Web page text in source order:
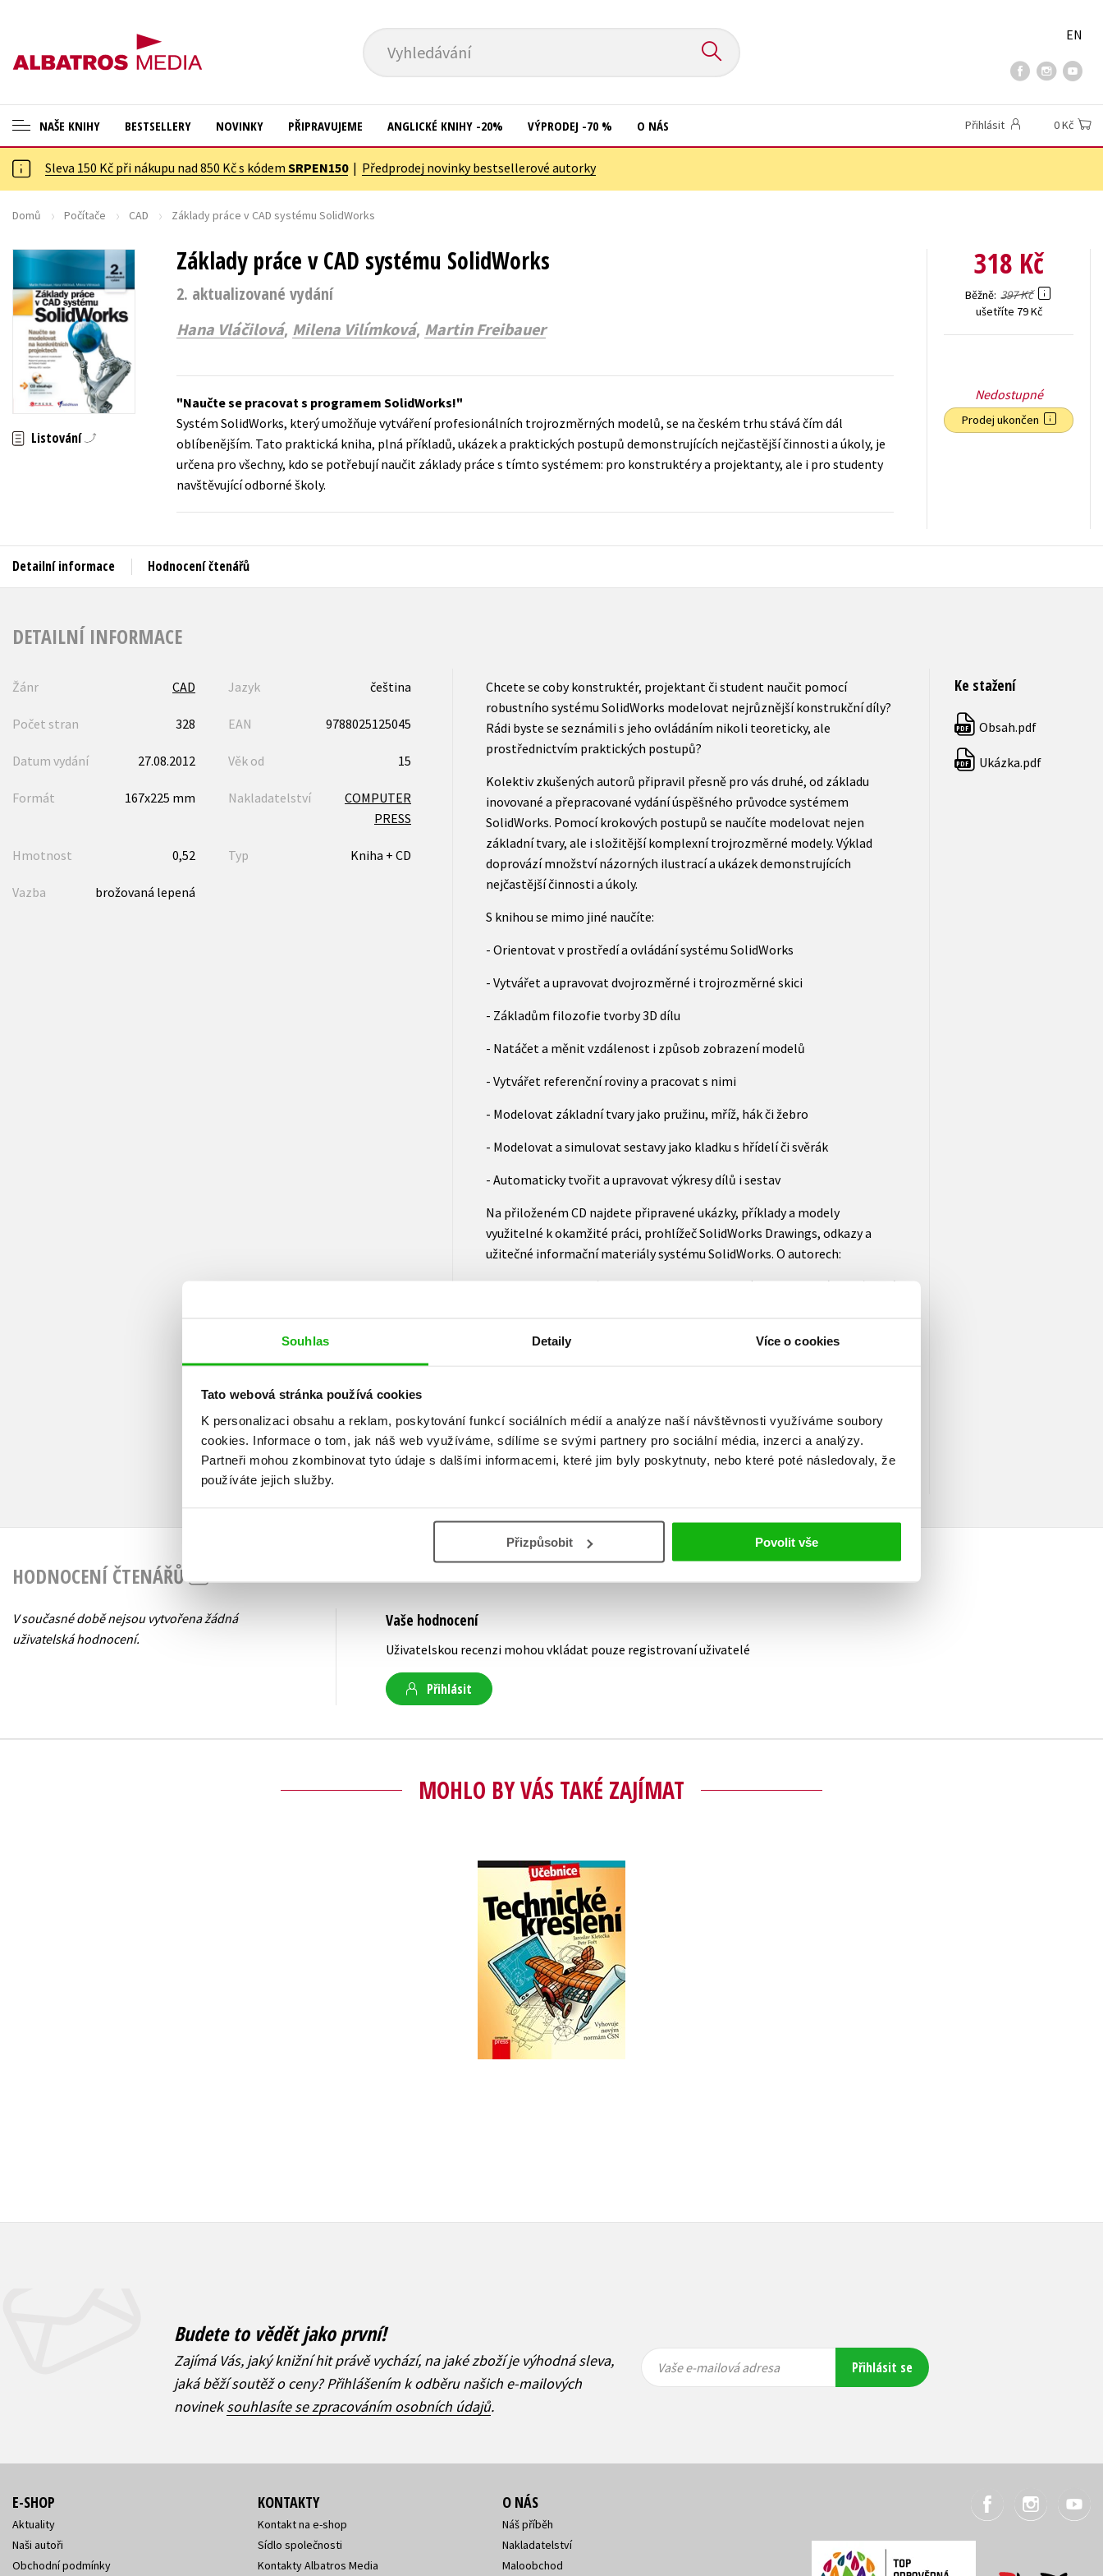
Souhlas Detaily Více o cookies
Tato webová stránka používá cookies
K personalizaci obsahu a reklam, poskytování funkcí sociálních médií a analýze naší návštěvnosti využíváme soubory
cookies. Informace o tom, jak náš web využíváme, sdílíme se svými partnery pro sociální média, inzerci a analýzy.
Partneři mohou zkombinovat tyto údaje s dalšími informacemi, které jim byly poskytnuty, nebo které poté následovaly, že
používáte jejich služby.
Přizpůsobit Povolit vše
Vyhledávání
EN
NAŠE KNIHY
ANGLICKÉ KNIHY -20 %
VÝPRODEJ -70 %
ASTERIX S DÁRKEM
🎁DÁRKOVÉ PUBLIKACE
✉️ DÁRKOVÉ POUKAZY
Auto - moto
Beletrie pro děti
Beletrie pro dospělé
Cestování
Dárkové publikace
Digitální fotografie
Esoterika a duchovní svět
Historie a military
Kalendáře
Kariéra a osobní rozvoj
Komiks
New Adult
Poezie
Populárně - naučná pro dospělé
Populárně - naučné pro děti
Předškoláci
Příroda a zahrada
Zahraniční literatura
Zdraví a životní styl
Všechny tituly
BESTSELLERY NOVINKY PŘIPRAVUJEME ANGLICKÉ KNIHY -20% VÝPRODEJ -70 % O NÁS Přihlásit 0 Kč
Sleva 150 Kč při nákupu nad 850 Kč s kódem SRPEN150| Předprodej novinky bestsellerové autorky
Domů Počítače CAD Základy práce v CAD systému SolidWorks
Základy práce v CAD systému SolidWorks
2. aktualizované vydání
Hana Vláčilová, Milena Vilímková, Martin Freibauer
Listování
Naučte se pracovat s programem SolidWorks!
Systém SolidWorks, který umožňuje vytváření profesionálních trojrozměrných modelů, se na českém trhu stává čím dál
oblíbenějším. Tato praktická kniha, plná příkladů, ukázek a praktických postupů demonstrujících nejčastější činnosti a úkoly, je
určena pro všechny, kdo se potřebují naučit základy práce s tímto systémem: pro konstruktéry a projektanty, ale i pro studenty
navštěvující odborné školy.
318 Kč
Běžně 397 Kč
ušetříte 79 Kč
Nedostupné
Prodej ukončen
Detailní informace Hodnocení čtenářů
DETAILNÍ INFORMACE
Žánr CAD Jazyk čeština
Počet stran 328 EAN 9788025125045
Datum vydání 27.08.2012 Věk od 15
Formát 167x225 mm Nakladatelství
COMPUTER
PRESS
Hmotnost 0,52 Typ Kniha + CD
Vazba brožovaná lepená
Chcete se coby konstruktér, projektant či student naučit pomocí
robustního systému SolidWorks modelovat nejrůznější konstrukční díly?
Rádi byste se seznámili s jeho ovládáním nikoli teoreticky, ale
prostřednictvím praktických postupů?
Kolektiv zkušených autorů připravil přesně pro vás druhé, od základu
inovované a přepracované vydání úspěšného průvodce systémem
SolidWorks. Pomocí krokových postupů se naučíte modelovat nejen
základní tvary, ale i složitější komplexní trojrozměrné modely. Výklad
doprovází množství názorných ilustrací a ukázek demonstrujících
nejčastější činnosti a úkoly.
S knihou se mimo jiné naučíte:
- Orientovat v prostředí a ovládání systému SolidWorks
- Vytvářet a upravovat dvojrozměrné i trojrozměrné skici
- Základům filozofie tvorby 3D dílu
- Natáčet a měnit vzdálenost i způsob zobrazení modelů
- Vytvářet referenční roviny a pracovat s nimi
- Modelovat základní tvary jako pružinu, mříž, hák či žebro
- Modelovat a simulovat sestavy jako kladku s hřídelí či svěrák
- Automaticky tvořit a upravovat výkresy dílů i sestav
Na přiloženém CD najdete připravené ukázky, příklady a modely
využitelné k okamžité práci, prohlížeč SolidWorks Drawings, odkazy a
užitečné informační materiály systému SolidWorks. O autorech:
Martin Freibauer má zkušenosti v oboru ocelových konstrukcí a opláštění
Milena Vilímková je zkušenou konstruktérkou. Řadu let se věnuje výuce
odborných předmětů zaměřených na technické kreslení, technologie
Ke stažení
PDF Obsah.pdf
PDF Ukázka.pdf
HODNOCENÍ ČTENÁŘŮ
V současné době nejsou vytvořena žádná
uživatelská hodnocení.
Vaše hodnocení
Uživatelskou recenzi mohou vkládat pouze registrovaní uživatelé
Přihlásit
MOHLO BY VÁS TAKÉ ZAJÍMAT
Technické kreslení
Jaroslav Kletečka
,
Petr Fořt
Do košíku
329 Kč
263 Kč
Budete to vědět jako první!
Zajímá Vás, jaký knižní hit právě vychází, na jaké zboží je výhodná sleva,
jaká běží soutěž o ceny? Přihlášením k odběru našich e-mailových
novineksouhlasíte se zpracováním osobních údajů.
mailová
mailová
Vaše e-mailová adresa Přihlásit se
E-SHOP
Aktuality
Naši autoři
Obchodní podmínky
KONTAKTY
Kontakt na e-shop
Sídlo společnosti
Kontakty Albatros Media
O NÁS
Náš příběh
Nakladatelství
Maloobchod